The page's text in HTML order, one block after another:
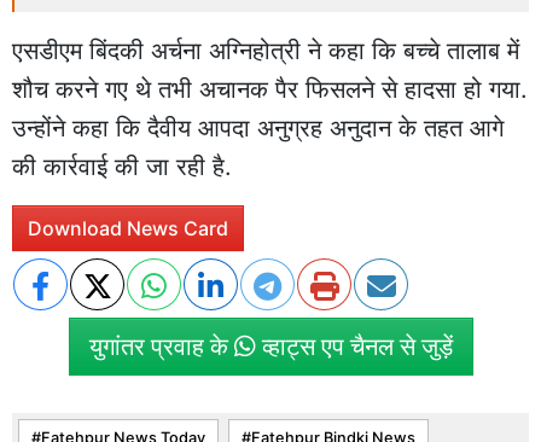
एसडीएम बिंदकी अर्चना अग्निहोत्री ने कहा कि बच्चे तालाब में
शौच करने गए थे तभी अचानक पैर फिसलने से हादसा हो गया.
उन्होंने कहा कि दैवीय आपदा अनुग्रह अनुदान के तहत आगे
की कार्रवाई की जा रही है.
Download News Card
युगांतर प्रवाह के व्हाट्स एप चैनल से जुड़ें
Fatehpur News Today Fatehpur Bindki News